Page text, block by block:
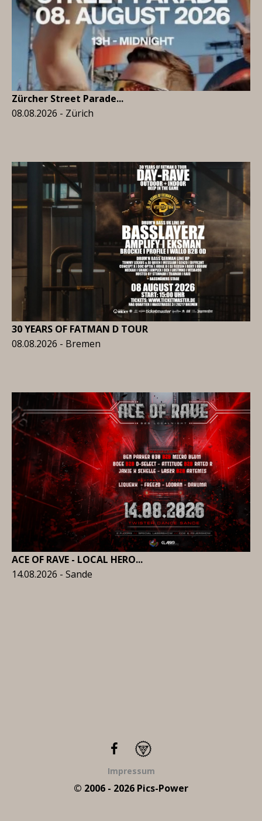
Zürcher Street Parade...
08.08.2026 - Zürich
30 YEARS OF FATMAN D TOUR
08.08.2026 - Bremen
ACE OF RAVE - LOCAL HERO...
14.08.2026 - Sande
Impressum
© 2006 - 2026 Pics-Power